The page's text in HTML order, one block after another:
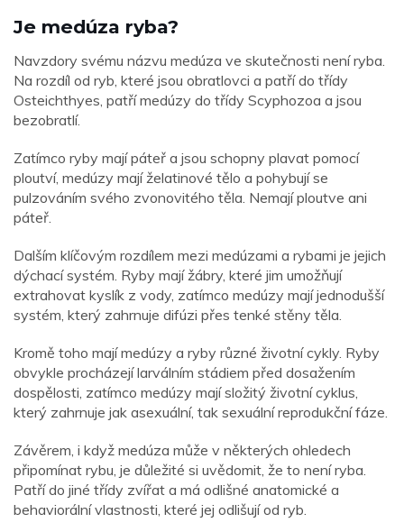
Je medúza ryba?
Navzdory svému názvu medúza ve skutečnosti není ryba.
Na rozdíl od ryb, které jsou obratlovci a patří do třídy
Osteichthyes, patří medúzy do třídy Scyphozoa a jsou
bezobratlí.
Zatímco ryby mají páteř a jsou schopny plavat pomocí
ploutví, medúzy mají želatinové tělo a pohybují se
pulzováním svého zvonovitého těla. Nemají ploutve ani
páteř.
Dalším klíčovým rozdílem mezi medúzami a rybami je jejich
dýchací systém. Ryby mají žábry, které jim umožňují
extrahovat kyslík z vody, zatímco medúzy mají jednodušší
systém, který zahrnuje difúzi přes tenké stěny těla.
Kromě toho mají medúzy a ryby různé životní cykly. Ryby
obvykle procházejí larválním stádiem před dosažením
dospělosti, zatímco medúzy mají složitý životní cyklus,
který zahrnuje jak asexuální, tak sexuální reprodukční fáze.
Závěrem, i když medúza může v některých ohledech
připomínat rybu, je důležité si uvědomit, že to není ryba.
Patří do jiné třídy zvířat a má odlišné anatomické a
behaviorální vlastnosti, které jej odlišují od ryb.